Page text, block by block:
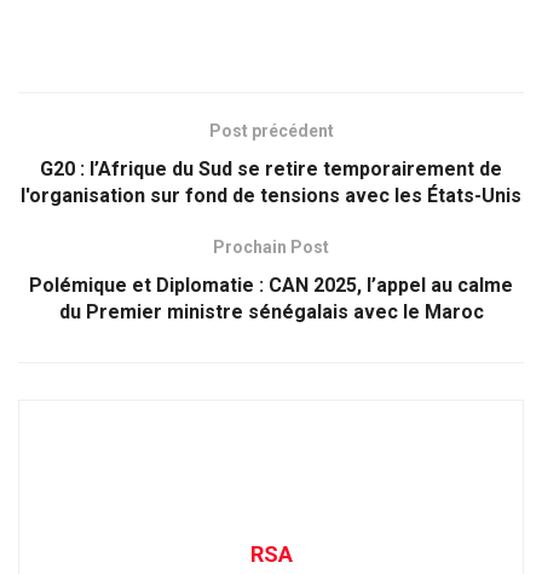
Post précédent
G20 : l’Afrique du Sud se retire temporairement de
l'organisation sur fond de tensions avec les États-Unis
Prochain Post
Polémique et Diplomatie : CAN 2025, l’appel au calme
du Premier ministre sénégalais avec le Maroc
RSA